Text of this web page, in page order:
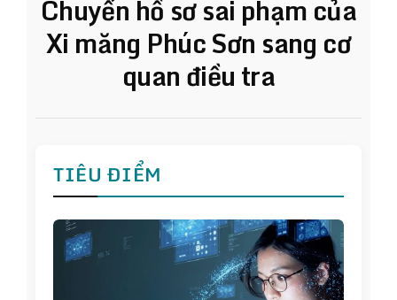
Chuyển hồ sơ sai phạm của
Xi măng Phúc Sơn sang cơ
quan điều tra
TIÊU ĐIỂM